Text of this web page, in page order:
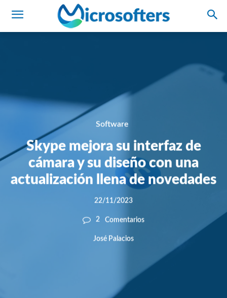
Software
Skype mejora su interfaz de
cámara y su diseño con una
actualización llena de novedades
22/11/2023
2 Comentarios
José Palacios